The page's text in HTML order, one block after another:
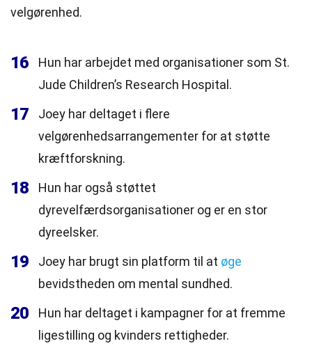
velgørenhed.
16
Hun har arbejdet med organisationer som St.
Jude Children’s Research Hospital.
17
Joey har deltaget i flere
velgørenhedsarrangementer for at støtte
kræftforskning.
18
Hun har også støttet
dyrevelfærdsorganisationer og er en stor
dyreelsker.
19 Joey har brugt sin platform til at øge
bevidstheden om mental sundhed.
20
Hun har deltaget i kampagner for at fremme
ligestilling og kvinders rettigheder.